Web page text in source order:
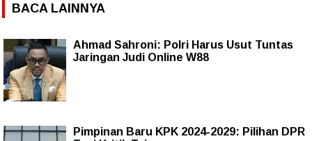
BACA LAINNYA
Ahmad Sahroni: Polri Harus Usut Tuntas
Jaringan Judi Online W88
Pimpinan Baru KPK 2024-2029: Pilihan DPR